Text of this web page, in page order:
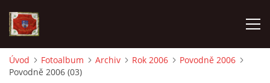
AKTUALITY
Úvod Fotoalbum Archiv Rok 2006
Povodně 2006
Povodně 2006 (03)